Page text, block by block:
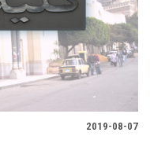
2019-08-07